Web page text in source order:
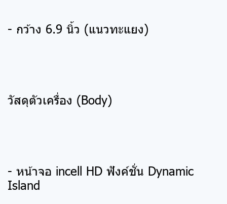
- กว้าง 6.9 นิ้ว (แนวทะแยง)
วัสดุตัวเครื่อง (Body)
- หน้าจอ incell HD ฟังค์ชั่น Dynamic
Island